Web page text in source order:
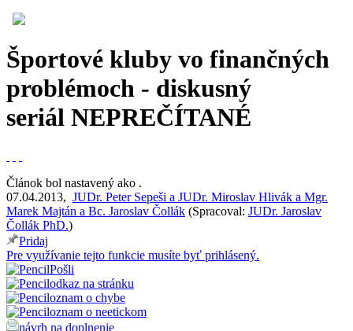
Športové kluby vo finančných
problémoch - diskusný
seriál NEPREČÍTANÉ
Článok bol nastavený ako .
07.04.2013, JUDr. Peter Sepeši a JUDr. Miroslav Hlivák a Mgr.
Marek Majtán a Bc. Jaroslav Čollák (Spracoval: JUDr. Jaroslav
Čollák PhD.)
Pridaj
Pre využívanie tejto funkcie musíte byť prihlásený.
Pošli
odkaz na stránku
oznam o chybe
oznam o neetickom
návrh na doplnenie